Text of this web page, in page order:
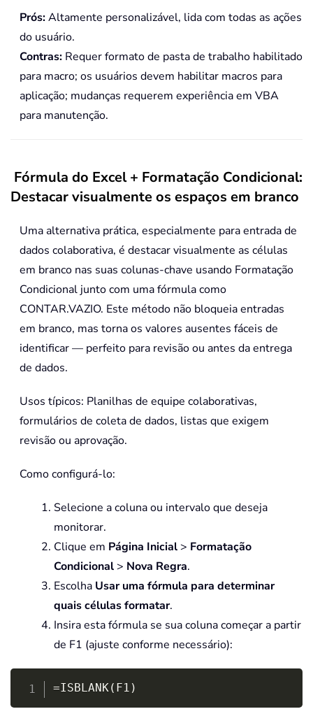
Prós:Altamente personalizável, lida com todas as ações
do usuário.
Contras: Requer formato de pasta de trabalho habilitado
para macro; os usuários devem habilitar macros para
aplicação; mudanças requerem experiência em VBA
para manutenção.
Fórmula do Excel + Formatação Condicional:
Destacar visualmente os espaços em branco
Uma alternativa prática, especialmente para entrada de
dados colaborativa, é destacar visualmente as células
em branco nas suas colunas-chave usando Formatação
Condicional junto com uma fórmula como
CONTAR.VAZIO. Este método não bloqueia entradas
em branco, mas torna os valores ausentes fáceis de
identificar — perfeito para revisão ou antes da entrega
de dados.
Usos típicos: Planilhas de equipe colaborativas,
formulários de coleta de dados, listas que exigem
revisão ou aprovação.
Como configurá-lo:
Selecione a coluna ou intervalo que deseja
monitorar.
Clique em Página Inicial > Formatação
Condicional > Nova Regra.
Escolha Usar uma fórmula para determinar
quais células formatar.
Insira esta fórmula se sua coluna começar a partir
de F1 (ajuste conforme necessário):
=ISBLANK(F1)